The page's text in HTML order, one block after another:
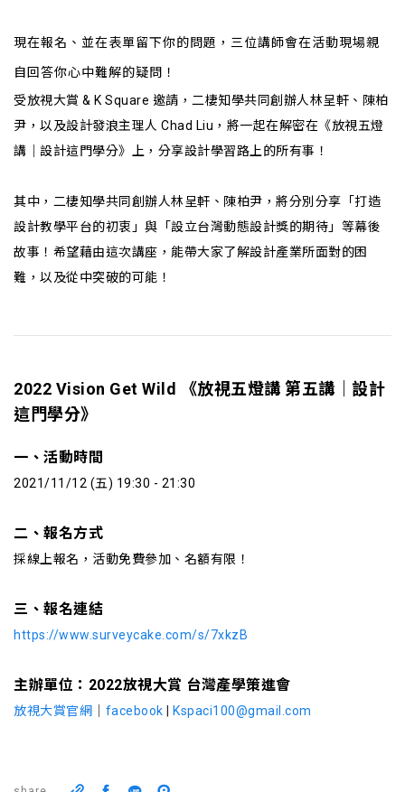
現在報名、並在表單留下你的問題，三位講師會在活動現場親
自回答你心中難解的疑問！
受放視大賞 & K Square 邀請，二棲知學共同創辦人林呈軒、陳柏
尹，以及設計發浪主理人 Chad Liu，將一起在解密在《放視五燈
講｜設計這門學分》上，分享設計學習路上的所有事！
其中，二棲知學共同創辦人林呈軒、陳柏尹，將分別分享「打造
設計教學平台的初衷」與「設立台灣動態設計獎的期待」等幕後
故事！希望藉由這次講座，能帶大家了解設計產業所面對的困
難，以及從中突破的可能！
2022 Vision Get Wild
《放視五燈講 第五講｜設計
這門學分》
一、活動時間
2021/11/12 (五) 19:30 - 21:30
二、報名方式
採線上報名，活動免費參加、名額有限！
三、報名連結
https://www.surveycake.com/s/7xkzB
主辦單位：2022放視大賞 台灣產學策進會
放視大賞官網 facebook Kspaci100@gmail.com